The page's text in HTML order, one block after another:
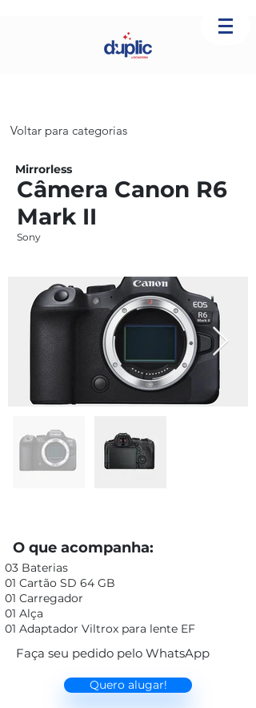
Voltar para categorias
Mirrorless
Câmera Canon R6
Mark II
Sony
O que acompanha:
03 Baterias
01 Cartão SD 64 GB
01 Carregador
01 Alça
01 Adaptador Viltrox para lente EF
Faça seu pedido pelo WhatsApp
Quero alugar!